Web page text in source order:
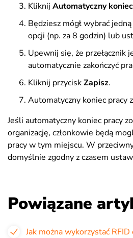
Kliknij Automatyczny
Będziesz mógł wybrać
opcji (np. za 8 godzin) lub
Upewnij się, że przełącznik
automatycznie zakończyć
Kliknij przyciskZapisz.
Automatyczny koniec pracy
Jeśli automatyczny koniec pracy
organizację, członkowie będą
pracy w tym miejscu. W
domyślnie zgodny z czasem
Powiązane
Jak można wykorzystać